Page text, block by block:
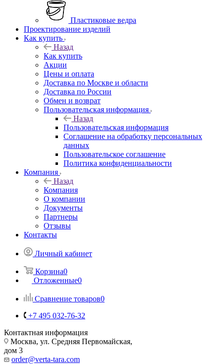
Пластиковые ведра
Проектирование изделий
Как купить
Назад
Как купить
Акции
Цены и оплата
Доставка по Москве и области
Доставка по России
Обмен и возврат
Пользовательская информация
Назад
Пользовательская информация
Соглашение на обработку персональных
данных
Пользовательское соглашение
Политика конфиденциальности
Компания
Назад
Компания
О компании
Документы
Партнеры
Отзывы
Контакты
Личный кабинет
Корзина0
Отложенные0
Сравнение товаров0
+7 495 032-76-32
Контактная информация
Москва, ул. Средняя Первомайская,
дом 3
order@verta-tara.com